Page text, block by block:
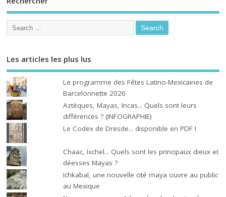
Les articles les plus lus
Le programme des Fêtes Latino-Mexicaines de
Barcelonnette 2026
Aztèques, Mayas, Incas... Quels sont leurs
différences ? (INFOGRAPHIE)
Le Codex de Dresde... disponible en PDF !
Chaac, Ixchel... Quels sont les principaux dieux et
déesses Mayas ?
Ichkabal, une nouvelle cité maya ouvre au public
au Mexique